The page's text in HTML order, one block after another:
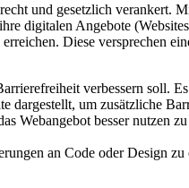
und gesetzlich verankert.
digitalen Angebote
Diese versprechen
verbessern soll.
dargestellt, um zusätzliche
Webangebot besser nutzen
an Code oder Design